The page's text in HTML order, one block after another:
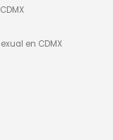
en CDMX